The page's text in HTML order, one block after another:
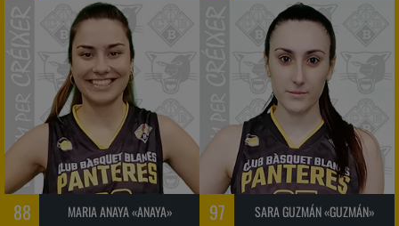
88 MARIA ANAYA «ANAYA» 97 SARA GUZMÁN «GUZMÁN»